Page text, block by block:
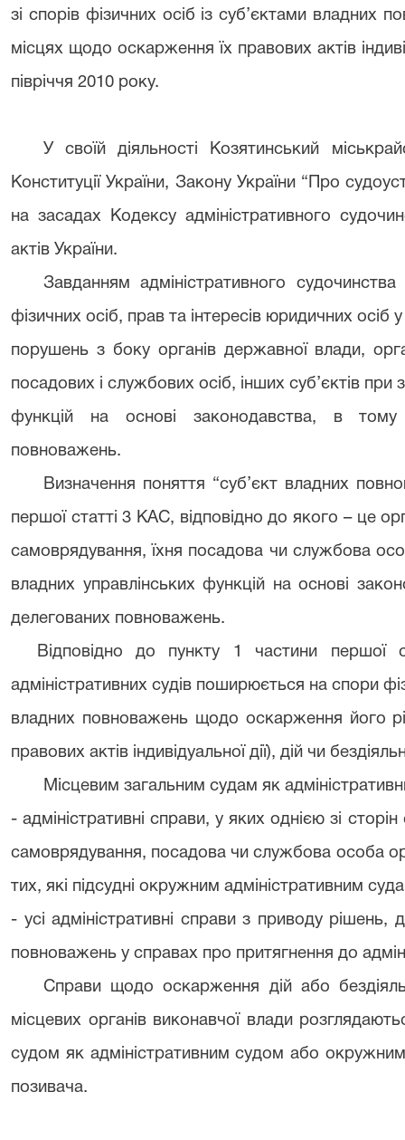
зі спорів фізичних осіб із суб’єктами владних
місцях щодо оскарження їх правових актів
півріччя 2010 року.
У своїй діяльності Козятинський
Конституції України, Закону України “Про
на засадах Кодексу адміністративного
актів України.
Завданням адміністративного
фізичних осіб, прав та інтересів юридичних осіб
порушень з боку органів державної влади,
посадових і службових осіб, інших суб’єктів при
функцій на основі законодавства, в
повноважень.
Визначення поняття “суб’єкт владних
першої статті 3 КАС, відповідно до якого – це
самоврядування, їхня посадова чи службова
владних управлінських функцій на основі
делегованих повноважень.
Відповідно до пункту 1 частини першої
адміністративних судів поширюється на спори
владних повноважень щодо оскарження його
правових актів індивідуальної дії), дій чи
Місцевим загальним судам як
- адміністративні справи, у яких однією зі
самоврядування, посадова чи службова особа
тих, які підсудні окружним адміністративним
- усі адміністративні справи з приводу рішень,
повноважень у справах про притягнення до
Справи щодо оскарження дій або
місцевих органів виконавчої влади
судом як адміністративним судом або
позивача.